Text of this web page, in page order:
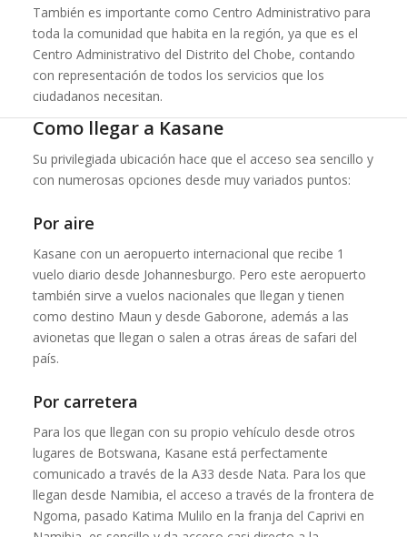
También es importante como Centro Administrativo para
toda la comunidad que habita en la región, ya que es el
Centro Administrativo del Distrito del Chobe, contando
con representación de todos los servicios que los
ciudadanos necesitan.
Como llegar a Kasane
Su privilegiada ubicación hace que el acceso sea sencillo y
con numerosas opciones desde muy variados puntos:
Por aire
Kasane con un aeropuerto internacional que recibe 1
vuelo diario desde Johannesburgo. Pero este aeropuerto
también sirve a vuelos nacionales que llegan y tienen
como destino Maun y desde Gaborone, además a las
avionetas que llegan o salen a otras áreas de safari del
país.
Por carretera
Para los que llegan con su propio vehículo desde otros
lugares de Botswana, Kasane está perfectamente
comunicado a través de la A33 desde Nata. Para los que
llegan desde Namibia, el acceso a través de la frontera de
Ngoma, pasado Katima Mulilo en la franja del Caprivi en